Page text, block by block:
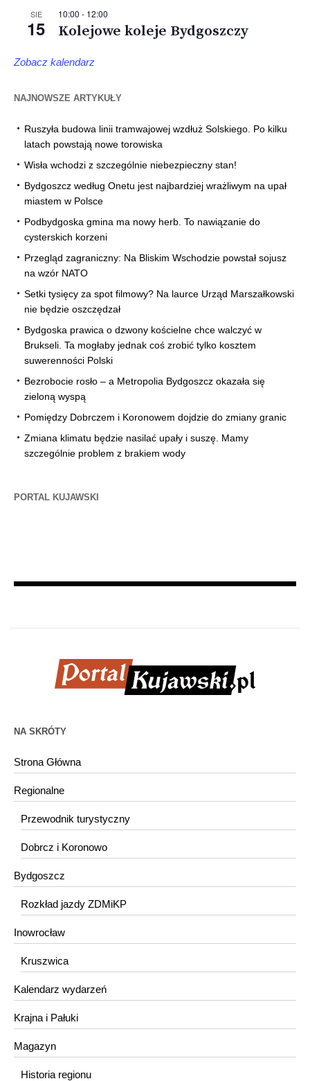
SIE
15
10:00 - 12:00
Kolejowe koleje Bydgoszczy
Zobacz kalendarz
NAJNOWSZE ARTYKUŁY
Ruszyła budowa linii tramwajowej wzdłuż Solskiego. Po kilku
latach powstają nowe torowiska
Wisła wchodzi z szczególnie niebezpieczny stan!
Bydgoszcz według Onetu jest najbardziej wrażliwym na upał
miastem w Polsce
Podbydgoska gmina ma nowy herb. To nawiązanie do
cysterskich korzeni
Przegląd zagraniczny: Na Bliskim Wschodzie powstał sojusz
na wzór NATO
Setki tysięcy za spot filmowy? Na laurce Urząd Marszałkowski
nie będzie oszczędzał
Bydgoska prawica o dzwony kościelne chce walczyć w
Brukseli. Ta mogłaby jednak coś zrobić tylko kosztem
suwerenności Polski
Bezrobocie rosło – a Metropolia Bydgoszcz okazała się
zieloną wyspą
Pomiędzy Dobrczem i Koronowem dojdzie do zmiany granic
Zmiana klimatu będzie nasilać upały i suszę. Mamy
szczególnie problem z brakiem wody
PORTAL KUJAWSKI
NA SKRÓTY
Strona Główna
Regionalne
Przewodnik turystyczny
Dobrcz i Koronowo
Bydgoszcz
Rozkład jazdy ZDMiKP
Inowrocław
Kruszwica
Kalendarz wydarzeń
Krajna i Pałuki
Magazyn
Historia regionu